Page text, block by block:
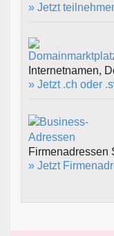
» Jetzt
Internetnamen,
» Jetzt .ch oder
Firmenadressen
» Jetzt